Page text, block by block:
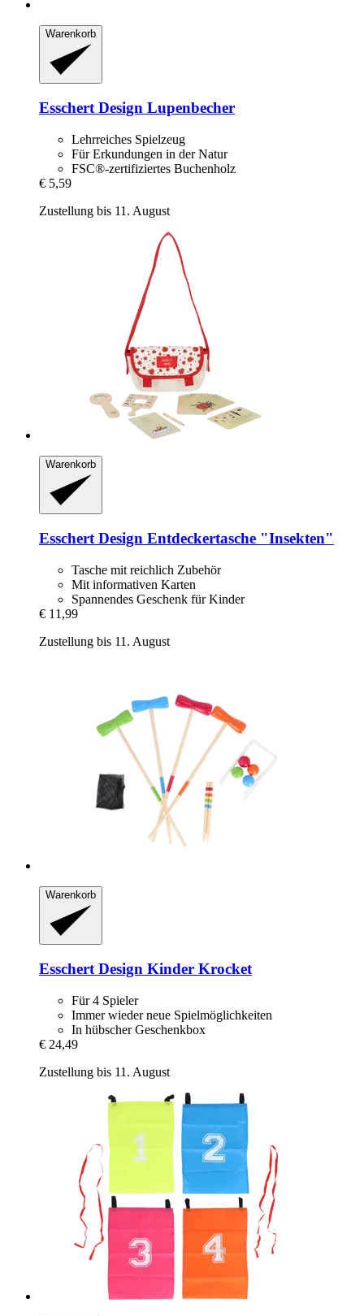
Warenkorb
Esschert Design Lupenbecher
Lehrreiches Spielzeug
Für Erkundungen in der Natur
FSC®-zertifiziertes Buchenholz
€ 5,59
Zustellung bis 11. August
Warenkorb
Esschert Design Entdeckertasche "Insekten"
Tasche mit reichlich Zubehör
Mit informativen Karten
Spannendes Geschenk für Kinder
€ 11,99
Zustellung bis 11. August
Warenkorb
Esschert Design Kinder Krocket
Für 4 Spieler
Immer wieder neue Spielmöglichkeiten
In hübscher Geschenkbox
€ 24,49
Zustellung bis 11. August